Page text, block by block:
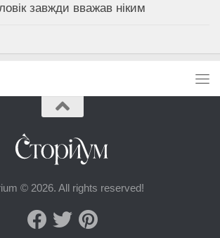
завжди вважав ніким
© 2026. All rights reserved!